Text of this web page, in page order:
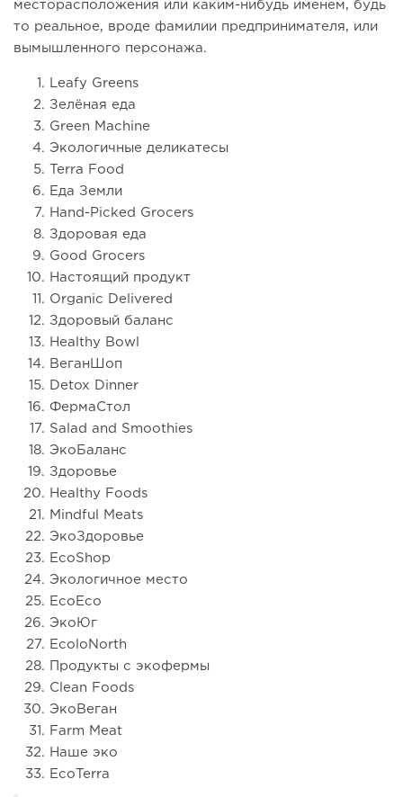
месторасположения или каким-нибудь именем, будь
то реальное, вроде фамилии предпринимателя, или
вымышленного персонажа.
Leafy Greens
Зелёная еда
Green Machine
Экологичные деликатесы
Terra Food
Еда Земли
Hand-Picked Grocers
Здоровая еда
Good Grocers
Настоящий продукт
Organic Delivered
Здоровый баланс
Healthy Bowl
ВеганШоп
Detox Dinner
ФермаСтол
Salad and Smoothies
ЭкоБаланс
Здоровье
Healthy Foods
Mindful Meats
ЭкоЗдоровье
EcoShop
Экологичное место
EcoEco
ЭкоЮг
EcoloNorth
Продукты с экофермы
Clean Foods
ЭкоВеган
Farm Meat
Наше эко
EcoTerra